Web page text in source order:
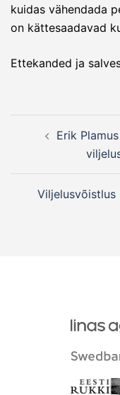
kuidas vähendada
on kättesaadavad
Ettekanded ja
navigation
Erik
Viljelusvõistlus